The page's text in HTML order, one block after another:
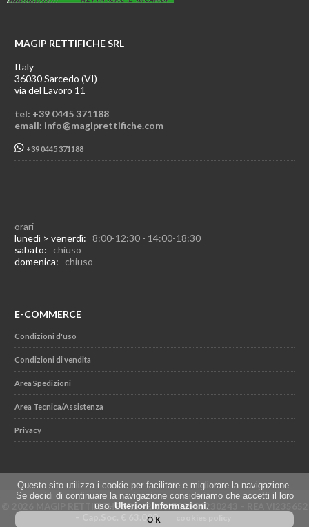
MAGIP RETTIFICHE SRL
Italy
36030 Sarcedo (VI)
via del Lavoro 11
tel: +39 0445 371188
email: info@magiprettifiche.com
+39 0445 371188
orari
lunedì > venerdì: 8:00-12:30 - 14:00-18:30
sabato: chiuso
domenica: chiuso
E-COMMERCE
Condizioni d'uso
Condizioni di vendita
Area Spedizioni
Area Tecnica/Assistenza
Privacy
© 2026 MAGIP RETTIFICHE SRL - P.IVA IT02501230243 – REA VI235652
– Cap.Soc. € 63.000
Questo sito utilizza i cookie per facilitare e migliorare la navigazione.
Se decidi di continuare la navigazione consideriamo che accetti il loro
uso. Ulteriori Informazioni.